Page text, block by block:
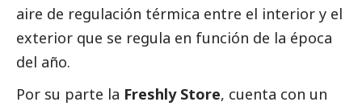
aire de regulación térmica entre el interior y el
exterior que se regula en función de la época
del año.
Por su parte la Freshly Store, cuenta con un